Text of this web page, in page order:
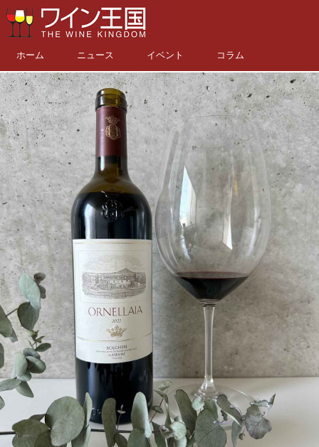
ホーム ニュース イベント コラム